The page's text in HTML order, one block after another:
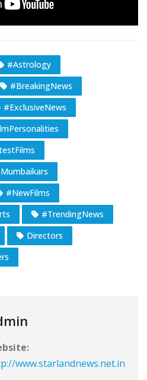
#Astrology
#BreakingNews
#ExclusiveNews
#NewFilms
#TrendingNews
Directors
www.starlandnews.net.in